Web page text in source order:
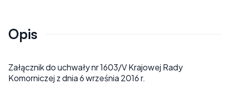
Opis
Załącznik do uchwały nr 1603/V Krajowej Rady
Komorniczej z dnia 6 września 2016 r.